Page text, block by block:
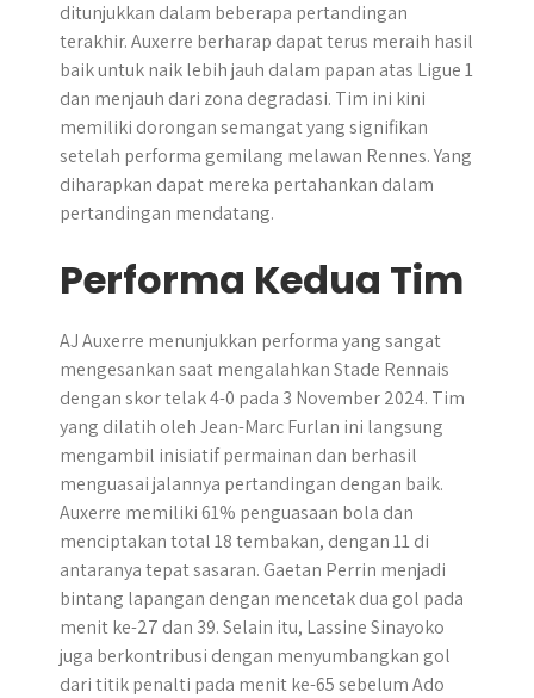
ditunjukkan dalam beberapa pertandingan
terakhir. Auxerre berharap dapat terus meraih hasil
baik untuk naik lebih jauh dalam papan atas Ligue 1
dan menjauh dari zona degradasi. Tim ini kini
memiliki dorongan semangat yang signifikan
setelah performa gemilang melawan Rennes. Yang
diharapkan dapat mereka pertahankan dalam
pertandingan mendatang.
Performa Kedua Tim
​AJ Auxerre menunjukkan performa yang sangat
mengesankan saat mengalahkan Stade Rennais
dengan skor telak 4-0 pada 3 November 2024.​ Tim
yang dilatih oleh Jean-Marc Furlan ini langsung
mengambil inisiatif permainan dan berhasil
menguasai jalannya pertandingan dengan baik.
Auxerre memiliki 61% penguasaan bola dan
menciptakan total 18 tembakan, dengan 11 di
antaranya tepat sasaran. Gaetan Perrin menjadi
bintang lapangan dengan mencetak dua gol pada
menit ke-27 dan 39. Selain itu, Lassine Sinayoko
juga berkontribusi dengan menyumbangkan gol
dari titik penalti pada menit ke-65 sebelum Ado